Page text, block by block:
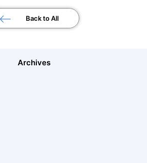
Back to All
Archives